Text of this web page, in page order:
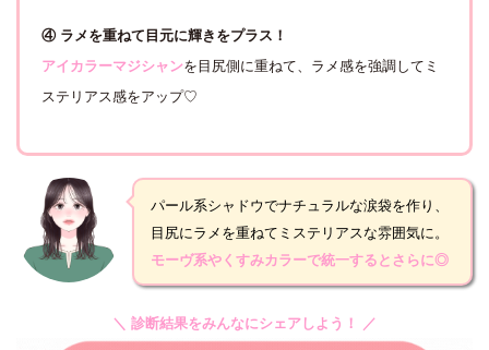
④ ラメを重ねて目元に輝きをプラス！
アイカラーマジシャンを目尻側に重ねて、ラメ感を強調してミ
ステリアス感をアップ♡
パール系シャドウでナチュラルな涙袋を作り、
目尻にラメを重ねてミステリアスな雰囲気に。
モーヴ系やくすみカラーで統一するとさらに◎
＼ 診断結果をみんなにシェアしよう！ ／